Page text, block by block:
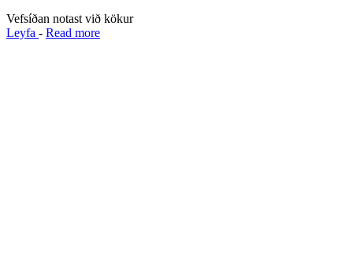
Vefsíðan notast við kökur
Leyfa - Read more